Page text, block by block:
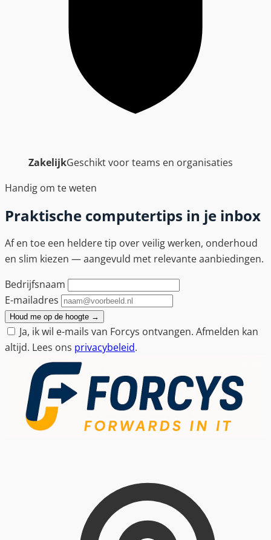
ZakelijkGeschikt voor teams en organisaties
Handig om te weten
Praktische computertips in je inbox
Af en toe een heldere tip over veilig werken, onderhoud
en slim kiezen — aangevuld met relevante aanbiedingen.
Bedrijfsnaam
E-mailadres
Houd me op de hoogte →
Ja, ik wil e-mails van Forcys ontvangen. Afmelden kan
altijd. Lees ons privacybeleid.